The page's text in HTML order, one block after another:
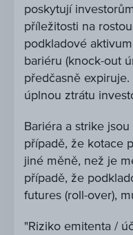
poskytují
příležitosti na
podkladové
bariéru (knock-out
předčasně
úplnou ztrátu
Bariéra a strike
případě, že kotace
jiné měně, než je
případě, že
futures (roll-over),
"Riziko emitenta /